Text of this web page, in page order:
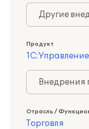
Другие
Продукт
Внедрения
Отрасль /
Торговля